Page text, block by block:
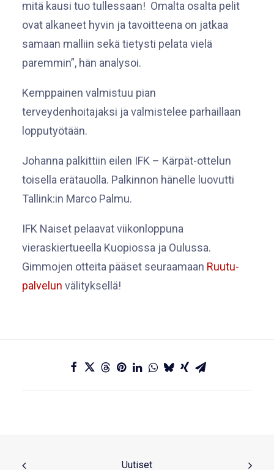
mitä kausi tuo tullessaan! Omalta osalta pelit
ovat alkaneet hyvin ja tavoitteena on jatkaa
samaan malliin sekä tietysti pelata vielä
paremmin”, hän analysoi.
Kemppainen valmistuu pian
terveydenhoitajaksi ja valmistelee parhaillaan
lopputyötään.
Johanna palkittiin eilen IFK – Kärpät-ottelun
toisella erätauolla. Palkinnon hänelle luovutti
Tallink:in Marco Palmu.
IFK Naiset pelaavat viikonloppuna
vieraskiertueella Kuopiossa ja Oulussa.
Gimmojen otteita pääset seuraamaan Ruutu-
palvelun välityksellä!
Uutiset